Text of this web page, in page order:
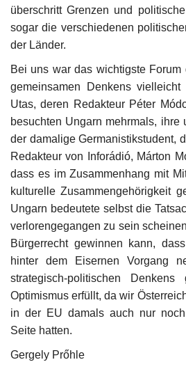
überschritt Grenzen und
sogar die verschiedenen
der Länder.
Bei uns war das wichtigste Forum
gemeinsamen Denkens
Utas, deren Redakteur Péter
besuchten Ungarn mehrmals, ihre
der damalige Germanistikstudent,
Redakteur von Inforádió, Márton
dass es im Zusammenhang mit
kulturelle Zusammengehörigkeit
Ungarn bedeutete selbst die
verlorengegangen zu sein
Bürgerrecht gewinnen kann,
hinter dem Eisernen Vorgang
strategisch-politischen
Optimismus erfüllt, da wir
in der EU damals auch nur
Seite hatten.
Gergely Prőhle